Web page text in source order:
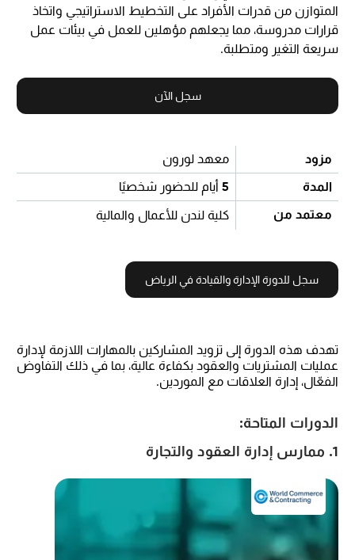
المتوازن من قدرات الأفراد على التخطيط الاستراتيجي واتخاذ
قرارات مدروسة، مما يجعلهم مؤهلين للعمل في بيئات عمل
سريعة التغير ومتطلبة.
سجل الآن
مزود
معهد لورون
المدة
5 أيام للحضور شخصيًا
معتمد من
كلية لندن للأعمال والمالية
سجل للدورة الإدارة والقيادة في الرياض
تهدف هذه الدورة إلى تزويد المشاركين بالمهارات اللازمة لإدارة
عمليات المشتريات والعقود بكفاءة عالية، بما في ذلك التفاوض
الفعّال، إدارة العلاقات مع الموردين.
الدورات المتاحة:
1. ممارس إدارة العقود والتجارة